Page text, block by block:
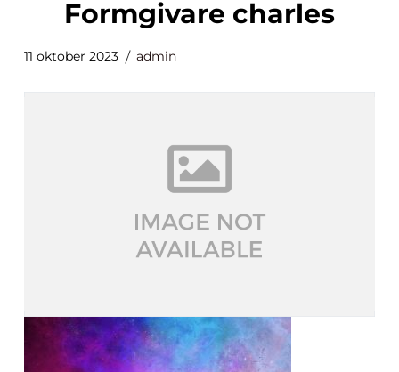
formgivare charles
11 oktober 2023 admin